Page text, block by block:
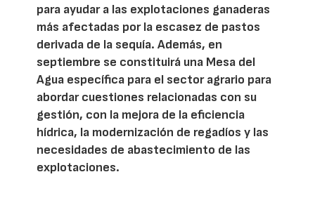
para ayudar a las explotaciones ganaderas
más afectadas por la escasez de pastos
derivada de la sequía. Además, en
septiembre se constituirá una Mesa del
Agua específica para el sector agrario para
abordar cuestiones relacionadas con su
gestión, con la mejora de la eficiencia
hídrica, la modernización de regadíos y las
necesidades de abastecimiento de las
explotaciones.